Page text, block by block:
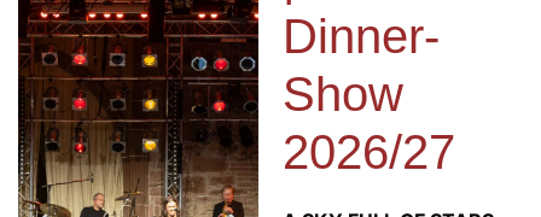
Dinner-
Show
2026/27